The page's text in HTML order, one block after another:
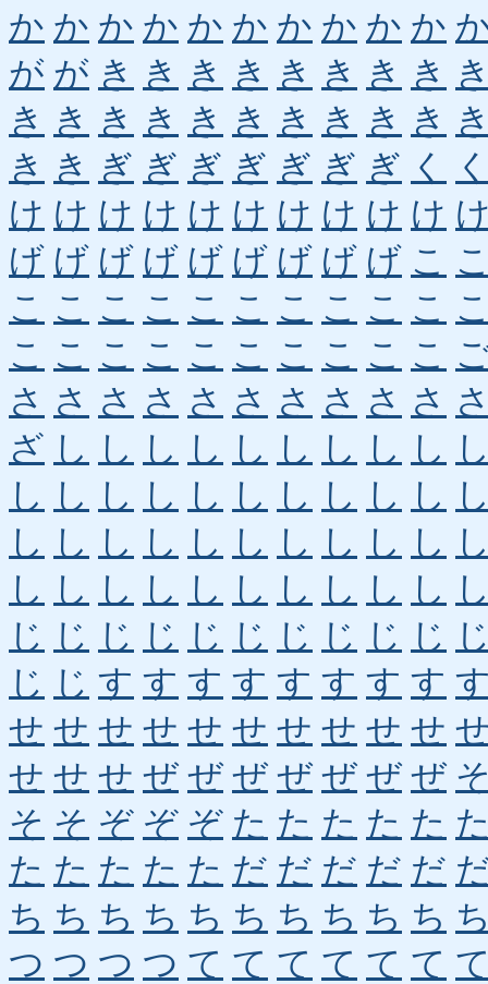
か か か か か か か か か か
が が き き き き き き き き
き き き き き き き き き き
き き ぎ ぎ ぎ ぎ ぎ ぎ ぎ く
け け け け け け け け け け
げ げ げ げ げ げ げ げ げ こ
こ こ こ こ こ こ こ こ こ こ
こ こ こ こ こ こ こ こ こ こ
さ さ さ さ さ さ さ さ さ さ
ざ し し し し し し し し し
し し し し し し し し し し
し し し し し し し し し し
し し し し し し し し し し
じ じ じ じ じ じ じ じ じ じ
じ じ す す す す す す す す
せ せ せ せ せ せ せ せ せ せ
せ せ せ ぜ ぜ ぜ ぜ ぜ ぜ ぜ
そ そ ぞ ぞ ぞ た た た た た
た た た た た だ だ だ だ だ
ち ち ち ち ち ち ち ち ち ち
つ つ つ つ て て て て て て